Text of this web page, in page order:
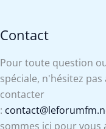
Contact
Pour toute question
spéciale, n'hésitez pas
contacter
:
sommes ici pour vous